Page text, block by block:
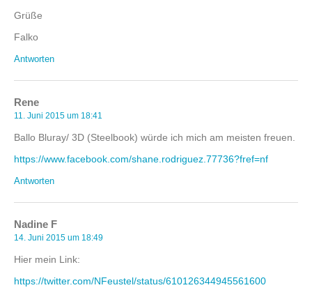
Grüße
Falko
Antworten
Rene
11. Juni 2015 um 18:41
Ballo Bluray/ 3D (Steelbook) würde ich mich am meisten freuen.
https://www.facebook.com/shane.rodriguez.77736?fref=nf
Antworten
Nadine F
14. Juni 2015 um 18:49
Hier mein Link:
https://twitter.com/NFeustel/status/610126344945561600